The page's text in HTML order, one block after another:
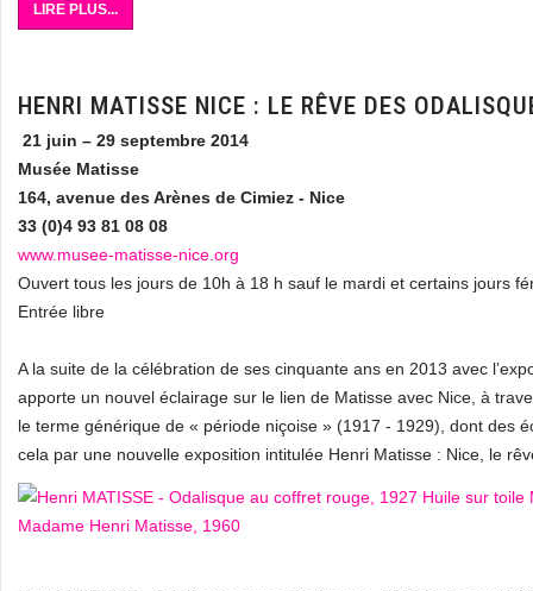
LIRE PLUS...
HENRI MATISSE NICE : LE RÊVE DES
21 juin – 29 septembre 2014
Musée Matisse
164, avenue des Arènes de Cimiez - Nice
33 (0)4 93 81 08 08
www.musee-matisse-nice.org
Ouvert tous les jours de 10h à 18 h sauf le mardi et certains jours
Entrée libre
A la suite de la célébration de ses cinquante ans en 2013 avec
apporte un nouvel éclairage sur le lien de Matisse avec Nice, à
le terme générique de « période niçoise » (1917 - 1929), dont des
cela par une nouvelle exposition intitulée Henri Matisse : Nice, le